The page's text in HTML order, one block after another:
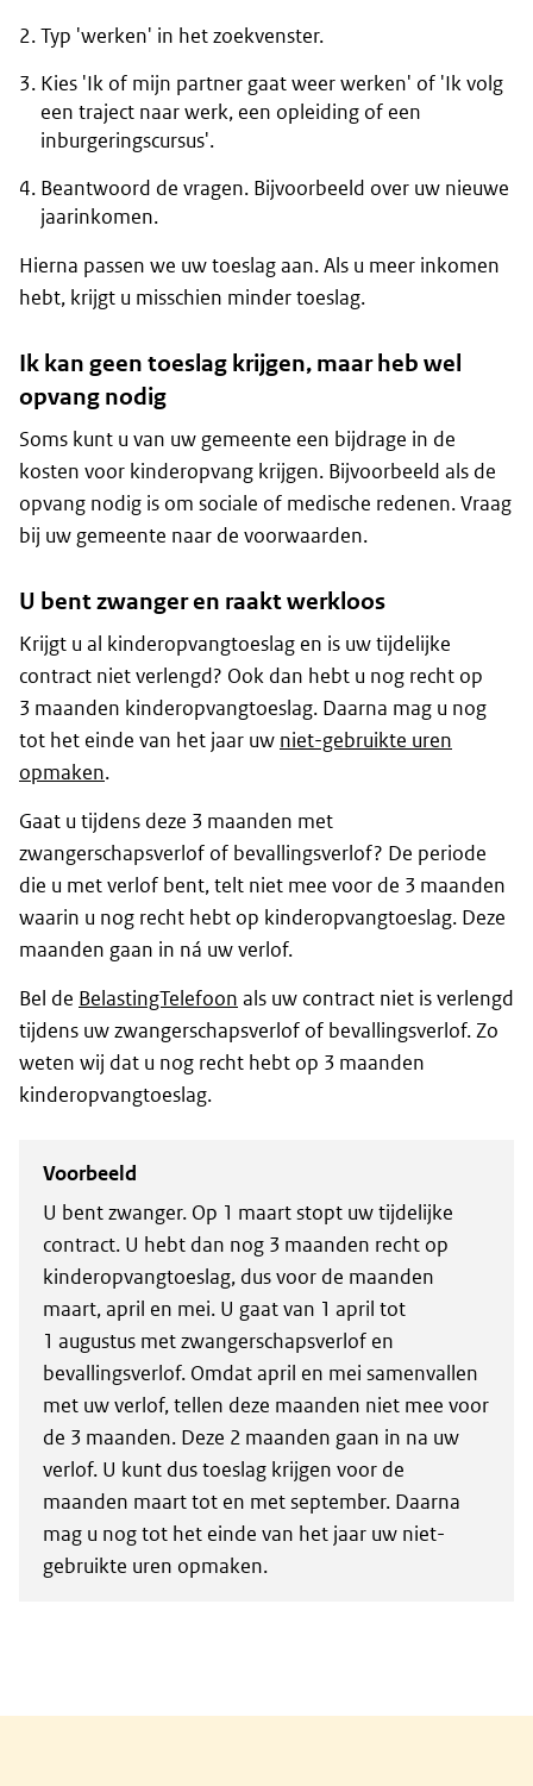
Typ 'werken' in het zoekvenster.
Kies 'Ik of mijn partner gaat weer werken' of 'Ik volg
een traject naar werk, een opleiding of een
inburgeringscursus'.
Beantwoord de vragen. Bijvoorbeeld over uw nieuwe
jaarinkomen.
Hierna passen we uw toeslag aan. Als u meer inkomen
hebt, krijgt u misschien minder toeslag.
Ik kan geen toeslag krijgen, maar heb wel
opvang nodig
Soms kunt u van uw gemeente een bijdrage in de
kosten voor kinderopvang krijgen. Bijvoorbeeld als de
opvang nodig is om sociale of medische redenen. Vraag
bij uw gemeente naar de voorwaarden.
U bent zwanger en raakt werkloos
Krijgt u al kinderopvangtoeslag en is uw tijdelijke
contract niet verlengd? Ook dan hebt u nog recht op
3 maanden kinderopvangtoeslag. Daarna mag u nog
tot het einde van het jaar uw niet-gebruikte uren
opmaken.
Gaat u tijdens deze 3 maanden met
zwangerschapsverlof of bevallingsverlof? De periode
die u met verlof bent, telt niet mee voor de 3 maanden
waarin u nog recht hebt op kinderopvangtoeslag. Deze
maanden gaan in ná uw verlof.
Bel de BelastingTelefoon als uw contract niet is verlengd
tijdens uw zwangerschapsverlof of bevallingsverlof. Zo
weten wij dat u nog recht hebt op 3 maanden
kinderopvangtoeslag.
Voorbeeld
U bent zwanger. Op 1 maart stopt uw tijdelijke
contract. U hebt dan nog 3 maanden recht op
kinderopvangtoeslag, dus voor de maanden
maart, april en mei. U gaat van 1 april tot
1 augustus met zwangerschapsverlof en
bevallingsverlof. Omdat april en mei samenvallen
met uw verlof, tellen deze maanden niet mee voor
de 3 maanden. Deze 2 maanden gaan in na uw
verlof. U kunt dus toeslag krijgen voor de
maanden maart tot en met september. Daarna
mag u nog tot het einde van het jaar uw niet-
gebruikte uren opmaken.